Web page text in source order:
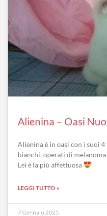
Alienina – Oasi
Alienina è in oasi con i suoi
bianchi, operati di
Lei è la più affettuosa
LEGGI TUTTO »
7 Gennaio 2025